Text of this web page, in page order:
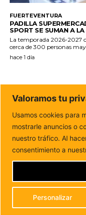
FUERTEVENTURA
PADILLA
SPORT SE SUMAN A
La temporada 2026-2027
cerca de 300 personas
hace 1 día